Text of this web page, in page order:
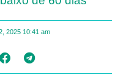
2025 10:41 am